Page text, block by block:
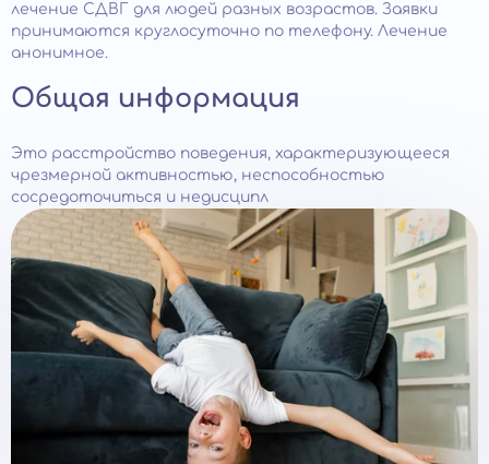
лечение СДВГ для людей разных возрастов. Заявки
принимаются круглосуточно по телефону. Лечение
анонимное.
Общая информация
Это расстройство поведения, характеризующееся
чрезмерной активностью, неспособностью
сосредоточиться и недисципл